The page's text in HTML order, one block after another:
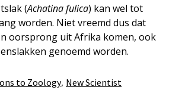
(Achatina fulica) kan wel tot
worden. Niet vreemd dus dat
oorsprong uit Afrika komen, ook
genoemd worden.
to Zoology, New Scientist